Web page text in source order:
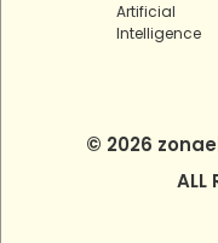
Artificial
Intelligence
© 2026
ALL